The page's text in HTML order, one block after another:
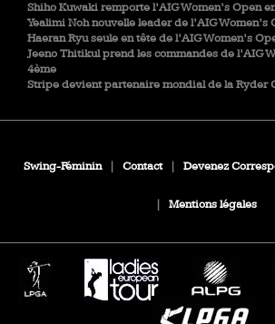
Shiho Kuwaki remporte l’AIG Women’s Open
Yealimi Noh nouvelle leader de l’AIG Women’s
Haeran Ryu seule en tête de l’AIG Women’s
Jeeno Thitikul prend les commandes de l’AIG
4ème
Stripe devient partenaire mondial de la Ryder
Swing-Féminin Contact Devenez
Mentions légales